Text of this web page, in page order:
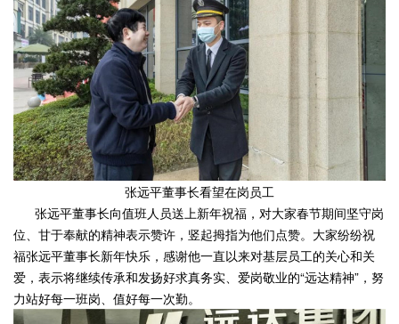
张远平董事长看望在岗员工
张远平董事长向值班人员送上新年祝福，对大家春节期间坚守岗
位、甘于奉献的精神表示赞许，竖起拇指为他们点赞。大家纷纷祝
福张远平董事长新年快乐，感谢他一直以来对基层员工的关心和关
爱，表示将继续传承和发扬好求真务实、爱岗敬业的“远达精神”，努
力站好每一班岗、值好每一次勤。